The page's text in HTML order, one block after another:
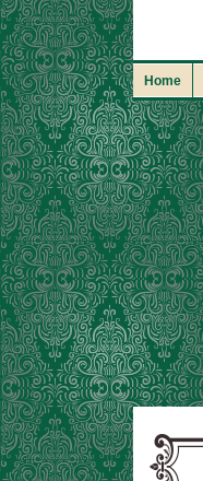
Home